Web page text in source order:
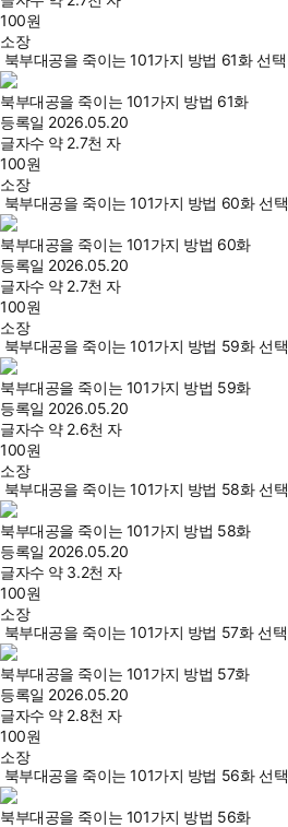
100원
소장
북부대공을 죽이는 101가지 방법 61화 선택
북부대공을 죽이는 101가지 방법 61화
등록일 2026.05.20
글자수 약 2.7천 자
100원
소장
북부대공을 죽이는 101가지 방법 60화 선택
북부대공을 죽이는 101가지 방법 60화
등록일 2026.05.20
글자수 약 2.7천 자
100원
소장
북부대공을 죽이는 101가지 방법 59화 선택
북부대공을 죽이는 101가지 방법 59화
등록일 2026.05.20
글자수 약 2.6천 자
100원
소장
북부대공을 죽이는 101가지 방법 58화 선택
북부대공을 죽이는 101가지 방법 58화
등록일 2026.05.20
글자수 약 3.2천 자
100원
소장
북부대공을 죽이는 101가지 방법 57화 선택
북부대공을 죽이는 101가지 방법 57화
등록일 2026.05.20
글자수 약 2.8천 자
100원
소장
북부대공을 죽이는 101가지 방법 56화 선택
북부대공을 죽이는 101가지 방법 56화